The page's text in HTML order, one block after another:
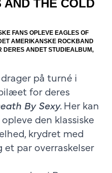
AND THE COLD
FANS OPLEVE EAGLES OF
AMERIKANSKE ROCKBAND
ANDET STUDIEALBUM,
på turné i
for deres
By Sexy.Her kan
den klassiske
krydret med
par overraskelser